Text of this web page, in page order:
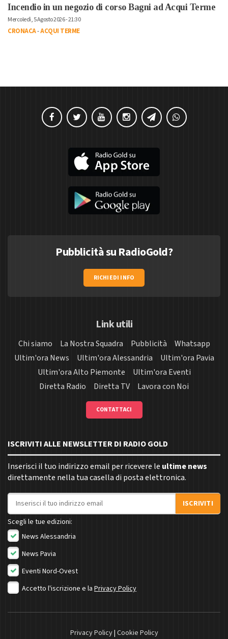
Incendio in un negozio di corso Bagni ad Acqui Terme
Mercoledì, 5 Agosto 2026 - 21:30
CRONACA-ACQUI TERME
Pubblicità su RadioGold?
RICHIEDI INFO
Link utili
Chi siamo La Nostra Squadra Pubblicità
Whatsapp
Ultim'ora News
Ultim'ora Alessandria
Ultim'ora Pavia
Ultim'ora Alto Piemonte
Ultim'ora Eventi
Diretta Radio
Diretta TV Lavora con Noi
CONTATTACI
ISCRIVITI ALLE NEWSLETTER DI RADIO GOLD
Inserisci il tuo indirizzo email per ricevere le ultime news
direttamente nella tua casella di posta elettronica.
Indirizzo email
ISCRIVITI
Scegli le tue edizioni:
News Alessandria
News Pavia
Eventi Nord-Ovest
Accetto l'iscrizione e la Privacy Policy
Privacy Policy| Cookie Policy